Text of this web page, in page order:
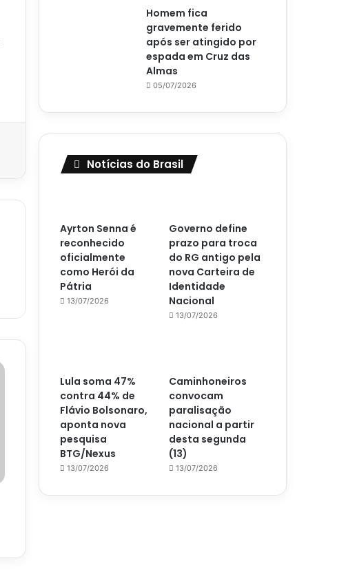
Homem fica
gravemente ferido
após ser atingido por
espada em Cruz das
Almas
05/07/2026
Notícias do Brasil
Ayrton Senna é
reconhecido
oficialmente
como Herói da
Pátria
13/07/2026
Governo define
prazo para troca
do RG antigo pela
nova Carteira de
Identidade
Nacional
13/07/2026
Lula soma 47%
contra 44% de
Flávio Bolsonaro,
aponta nova
pesquisa
BTG/Nexus
13/07/2026
Caminhoneiros
convocam
paralisação
nacional a partir
desta segunda
(13)
13/07/2026